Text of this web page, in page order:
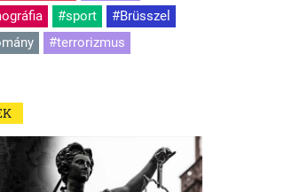
#sport
#Brüsszel
#terrorizmus